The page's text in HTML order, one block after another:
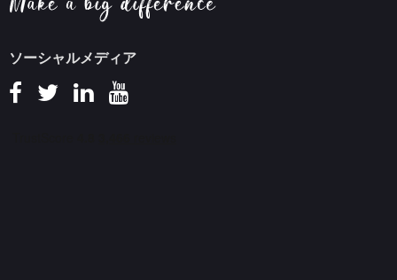
ソーシャルメディア